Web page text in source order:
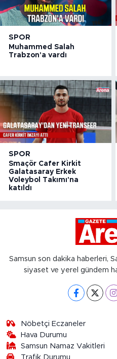
SPOR
Muhammed Salah
Trabzon'a vardı
SPOR
Smaçör Cafer Kirkit
Galatasaray Erkek
Voleybol Takımı'na
katıldı
Samsun son dakika haberleri,
siyaset ve yerel gündem
Nöbetçi Eczaneler
Hava Durumu
Samsun Namaz Vakitleri
Trafik Durumu